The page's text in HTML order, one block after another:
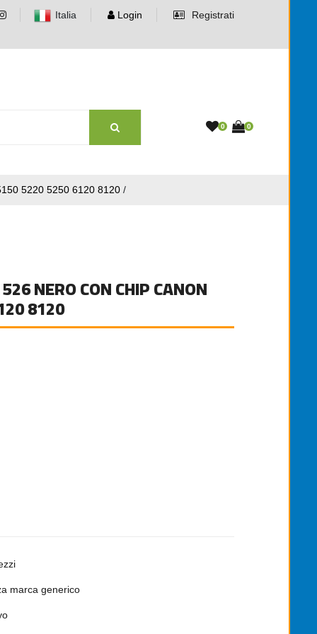
Italia Login Registrati
0 0
5220 5250 6120 8120 /
NERO CON CHIP CANON
8120
marca generico